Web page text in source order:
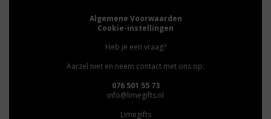
Algemene Voorwaarden
Cookie-instellingen
Heb je een vraag?
Aarzel niet en neem contact met ons op:
076 501 55 73
info@limegifts.nl
Limegifts